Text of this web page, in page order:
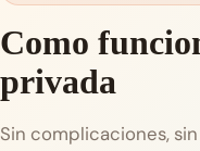
Como
privada
Sin complicaciones,